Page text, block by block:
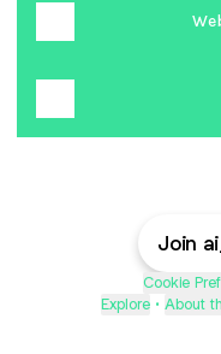
Join
Cookie
Explore • About